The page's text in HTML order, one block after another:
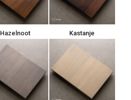
Hazelnoot Kastanje